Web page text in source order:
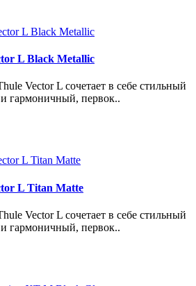
L Black Metallic
Vector L сочетает в себе стильный
гармоничный, первок..
L Titan Matte
Vector L сочетает в себе стильный
гармоничный, первок..